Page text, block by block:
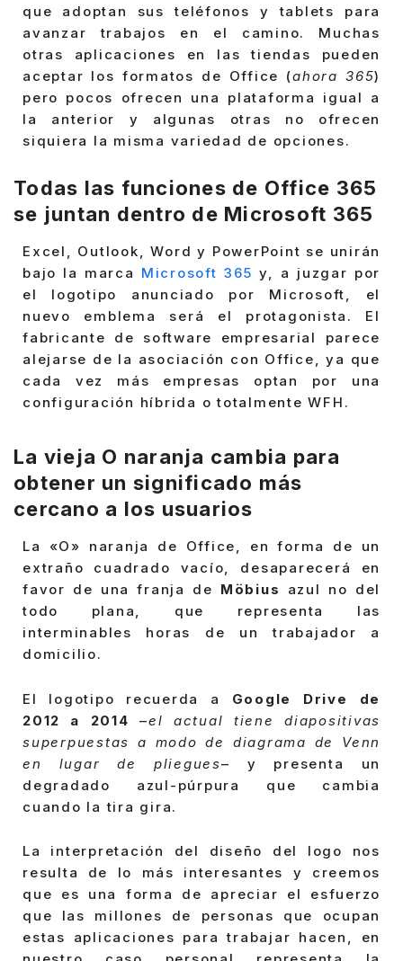
que adoptan sus teléfonos y tablets para
avanzar trabajos en el camino. Muchas
otras aplicaciones en las tiendas pueden
aceptar los formatos de Office (ahora 365)
pero pocos ofrecen una plataforma igual a
la anterior y algunas otras no ofrecen
siquiera la misma variedad de opciones.
Todas las funciones de Office 365
se juntan dentro de Microsoft 365
Excel, Outlook, Word y PowerPoint se unirán
bajo la marca Microsoft 365 y, a juzgar por
el logotipo anunciado por Microsoft, el
nuevo emblema será el protagonista. El
fabricante de software empresarial parece
alejarse de la asociación con Office, ya que
cada vez más empresas optan por una
configuración híbrida o totalmente WFH.
La vieja O naranja cambia para
obtener un significado más
cercano a los usuarios
La «O» naranja de Office, en forma de un
extraño cuadrado vacío, desaparecerá en
favor de una franja de Möbius
azul no del
todo plana, que representa las
interminables horas de un trabajador a
domicilio.
El logotipo recuerda a Google Drive de
2012 a 2014 –el actual tiene diapositivas
superpuestas a modo de diagrama de Venn
en lugar de pliegues– y presenta un
degradado azul-púrpura que cambia
cuando la tira gira.
La interpretación del diseño del logo nos
resulta de lo más interesantes y creemos
que es una forma de apreciar el esfuerzo
que las millones de personas que ocupan
estas aplicaciones para trabajar hacen, en